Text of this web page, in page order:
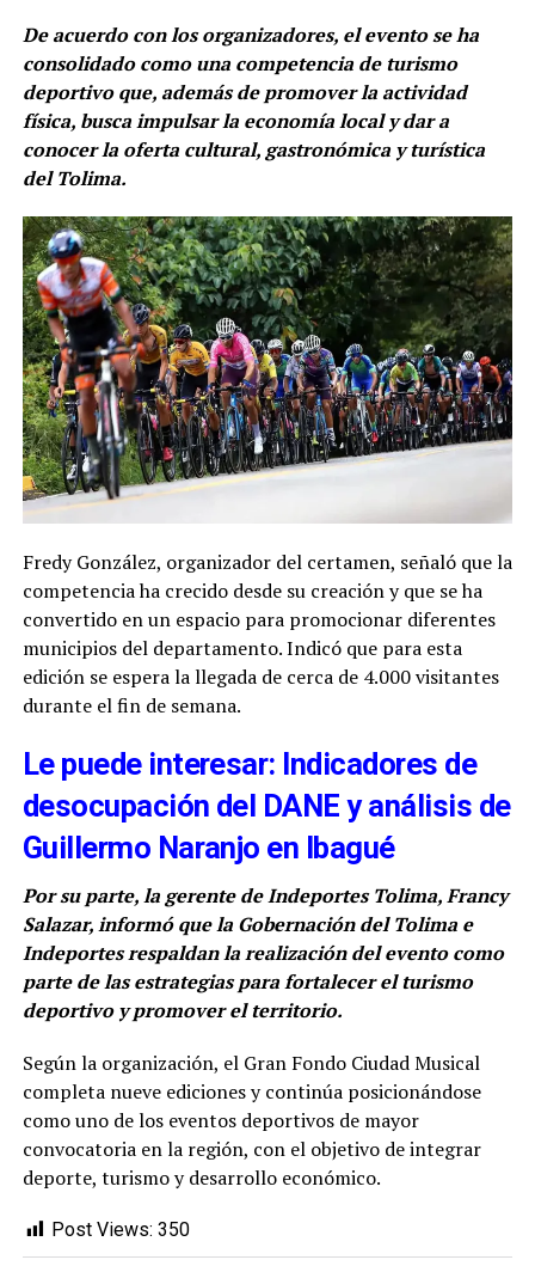
De acuerdo con los organizadores, el evento se ha
consolidado como una competencia de turismo
deportivo que, además de promover la actividad
física, busca impulsar la economía local y dar a
conocer la oferta cultural, gastronómica y turística
del Tolima.
Fredy González, organizador del certamen, señaló que la
competencia ha crecido desde su creación y que se ha
convertido en un espacio para promocionar diferentes
municipios del departamento. Indicó que para esta
edición se espera la llegada de cerca de 4.000 visitantes
durante el fin de semana.
Le puede interesar: Indicadores de
desocupación del DANE y análisis de
Guillermo Naranjo en Ibagué
Por su parte, la gerente de Indeportes Tolima, Francy
Salazar, informó que la Gobernación del Tolima e
Indeportes respaldan la realización del evento como
parte de las estrategias para fortalecer el turismo
deportivo y promover el territorio.
Según la organización, el Gran Fondo Ciudad Musical
completa nueve ediciones y continúa posicionándose
como uno de los eventos deportivos de mayor
convocatoria en la región, con el objetivo de integrar
deporte, turismo y desarrollo económico.
Post Views: 350